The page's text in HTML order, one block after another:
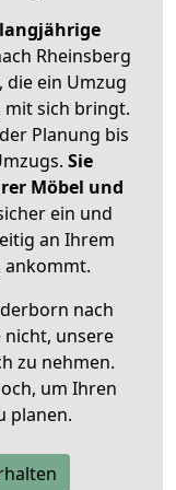
langjährige
Rheinsberg
ein Umzug
mit sich bringt.
Planung bis
Sie
Möbel und
ein und
an Ihrem
ankommt.
nach
nicht, unsere
zu nehmen.
um Ihren
planen.